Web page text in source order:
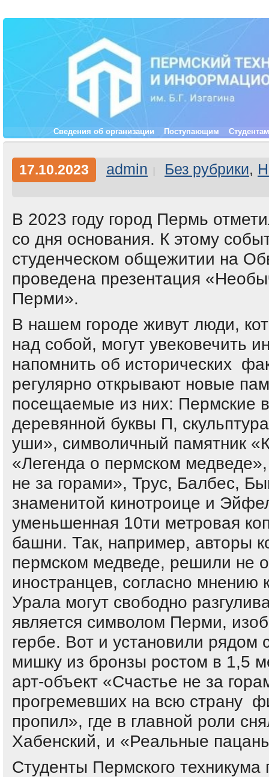
Сведения об организации Поступающим Студентам
17.10.2023 admin Без рубрики,
В 2023 году город Пермь
со дня основания. К этому
студенческом общежитии на
проведена презентация
Перми».
В нашем городе живут люди,
над собой, могут увековечить
напомнить об исторических
регулярно открывают новые
посещаемые из них: Пермские
деревянной буквы П,
уши», символичный памятник
«Легенда о пермском
не за горами», Трус, Балбес,
знаменитой кинотроице и
уменьшенная 10ти метровая
башни. Так, например, авторы
пермском медведе, решили не
иностранцев, согласно мнению
Урала могут свободно
является символом Перми,
гербе. Вот и установили рядом
мишку из бронзы ростом в 1,5
арт-объект «Счастье не за
прогремевших на всю страну
пропил», где в главной роли
Хабенский, и «Реальные
Студенты Пермского